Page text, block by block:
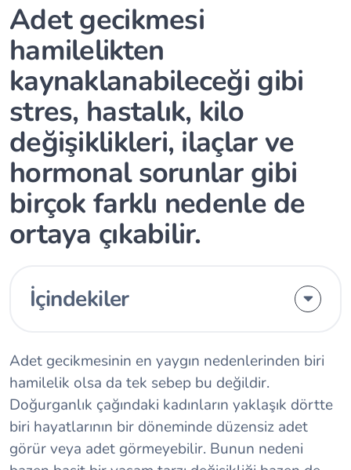
Adet gecikmesi
hamilelikten
kaynaklanabileceği gibi
stres, hastalık, kilo
değişiklikleri, ilaçlar ve
hormonal sorunlar gibi
birçok farklı nedenle de
ortaya çıkabilir.
İçindekiler
Adet gecikmesinin en yaygın nedenlerinden biri
hamilelik olsa da tek sebep bu değildir.
Doğurganlık çağındaki kadınların yaklaşık dörtte
biri hayatlarının bir döneminde düzensiz adet
görür veya adet görmeyebilir. Bunun nedeni